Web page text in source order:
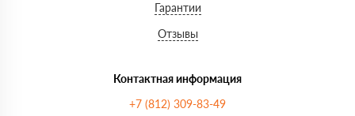
Гарантии
Отзывы
Контактная информация
+7 (812) 309-83-49